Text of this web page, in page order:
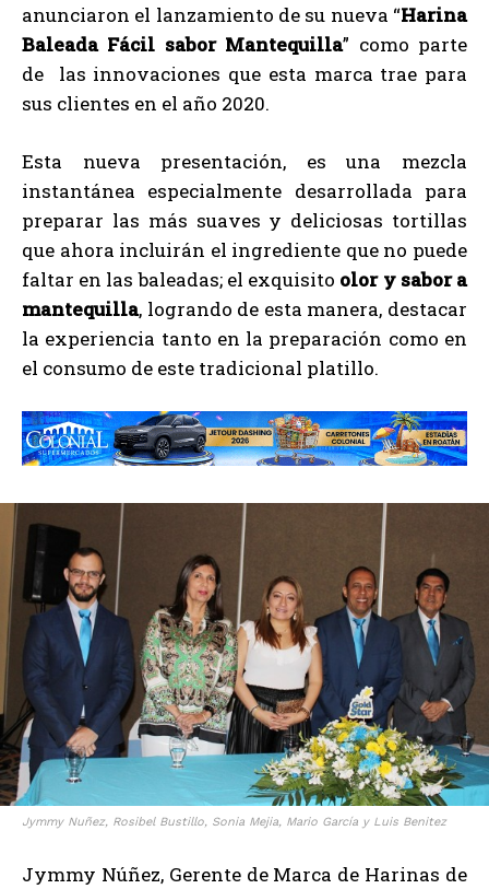
anunciaron el lanzamiento de su nueva “Harina
Baleada Fácil sabor Mantequilla” como parte
de las innovaciones que esta marca trae para
sus clientes en el año 2020.
Esta nueva presentación, es una mezcla
instantánea especialmente desarrollada para
preparar las más suaves y deliciosas tortillas
que ahora incluirán el ingrediente que no puede
faltar en las baleadas; el exquisito olor y sabor a
mantequilla, logrando de esta manera, destacar
la experiencia tanto en la preparación como en
el consumo de este tradicional platillo.
Jymmy Nuñez, Rosibel Bustillo, Sonia Mejia, Mario García y Luis Benitez
Jymmy Núñez, Gerente de Marca de Harinas de